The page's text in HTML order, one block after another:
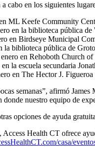
cabo en los siguientes
ML Keefe Community
en la biblioteca pública
en Birdseye Municipal
la biblioteca pública de
en Rehoboth Church
en la escuela secundaria
en The Hector J.
semanas”, afirmó
nuestro equipo de
opciones de ayuda
Health CT ofrece
casa/